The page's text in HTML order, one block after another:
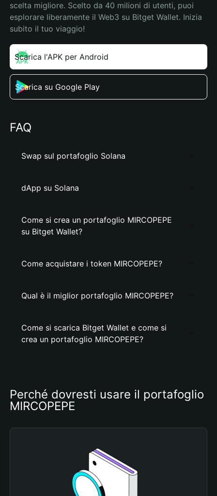
scelta migliore. Scelto da 40 milioni di utenti, puoi
esplorare liberamente il Web3 su Bitget Wallet. Inizia
subito il tuo viaggio!
Scarica l'APK per Android
Scarica su Google Play
FAQ
Swap sul portafoglio Solana
dApp su Solana
Come si crea un portafoglio MIRCOPEPE
su Bitget Wallet?
Come acquistare i token MIRCOPEPE?
Qual è il miglior portafoglio MIRCOPEPE?
Come si scarica Bitget Wallet e come si
crea un portafoglio MIRCOPEPE?
Perché dovresti usare il portafoglio
MIRCOPEPE